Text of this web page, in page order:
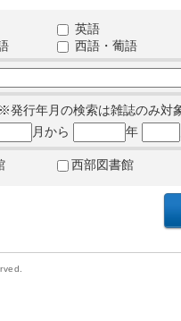
英語
西語・葡語
※発行年月の検索は雑誌のみ対
月から 年
西部図書館